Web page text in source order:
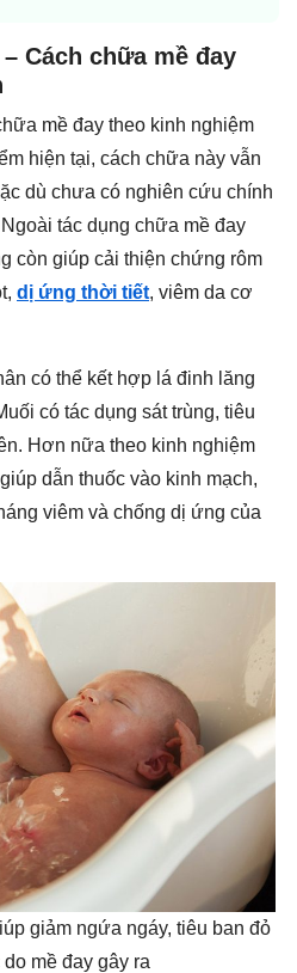
Cách chữa mề đay
mề đay theo kinh nghiệm
hiện tại, cách chữa này vẫn
dù chưa có nghiên cứu chính
tác dụng chữa mề đay
còn giúp cải thiện chứng rôm
dị ứng thời tiết, viêm da cơ
có thể kết hợp lá đinh lăng
có tác dụng sát trùng, tiêu
Hơn nữa theo kinh nghiệm
dẫn thuốc vào kinh mạch,
viêm và chống dị ứng của
giảm ngứa ngáy, tiêu ban đỏ
mề đay gây ra